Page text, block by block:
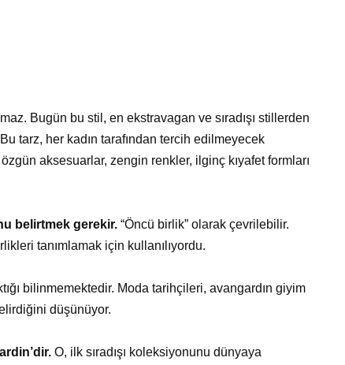
Bugün bu stil, en ekstravagan ve sıradışı stillerden
tarz, her kadın tarafından tercih edilmeyecek
aksesuarlar, zengin renkler, ilginç kıyafet formları
belirtmek gerekir. “Öncü birlik” olarak çevrilebilir.
tanımlamak için kullanılıyordu.
bilinmemektedir. Moda tarihçileri, avangardın giyim
düşünüyor.
O, ilk sıradışı koleksiyonunu dünyaya